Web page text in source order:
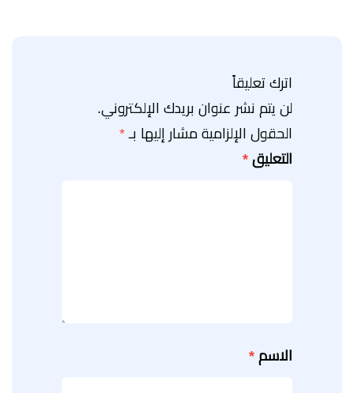
اترك تعليقاً
لن يتم نشر عنوان بريدك الإلكتروني.
الحقول الإلزامية مشار إليها بـ *
التعليق *
الاسم *